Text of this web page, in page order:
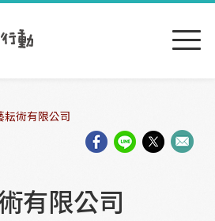
耘術有限公司
有限公司